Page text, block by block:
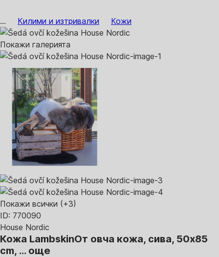
... Килими и изтривалки Кожи
Покажи галерията
Покажи всички (+3)
ID: 770090
House Nordic
Кожа LambskinОт овча кожа, сива, 50x85
cm, … още